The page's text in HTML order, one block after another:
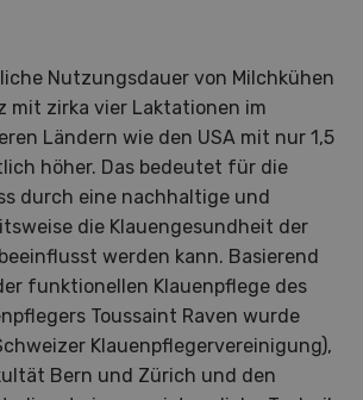
Nutzungsdauer von Milchkühen
mit zirka vier Laktationen im
Ländern wie den USA mit nur 1,5
höher. Das bedeutet für die
durch eine nachhaltige und
die Klauengesundheit der
werden kann. Basierend
funktionellen Klauenpflege des
Toussaint Raven wurde
Klauenpflegervereinigung),
Bern und Zürich und den